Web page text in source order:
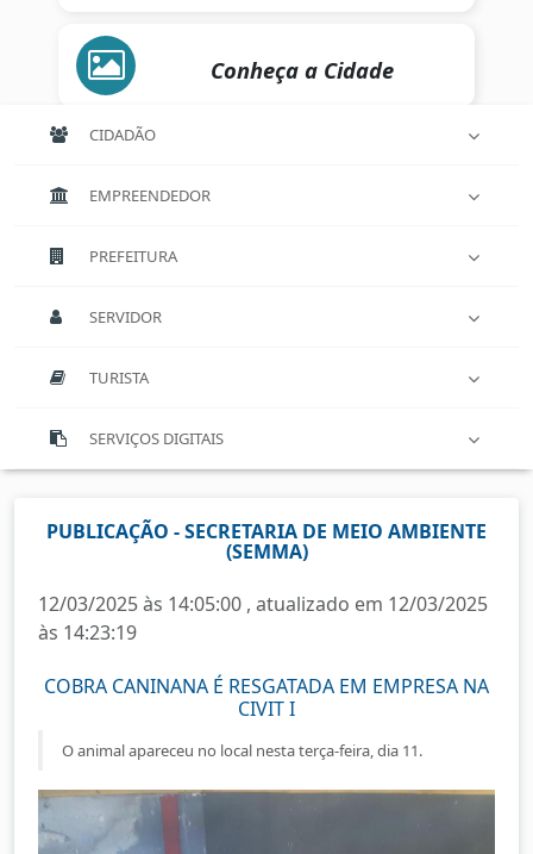
Conheça a Cidade
CIDADÃO
EMPREENDEDOR
PREFEITURA
SERVIDOR
TURISTA
SERVIÇOS DIGITAIS
PUBLICAÇÃO - SECRETARIA DE MEIO AMBIENTE
(SEMMA)
12/03/2025 às 14:05:00 , atualizado em 12/03/2025
às 14:23:19
COBRA CANINANA É RESGATADA EM EMPRESA NA
CIVIT I
O animal apareceu no local nesta terça-feira, dia 11.